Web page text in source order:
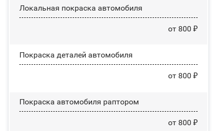
Локальная покраска автомобиля
от 800 ₽
Покраска деталей автомобиля
от 800 ₽
Покраска автомобиля раптором
от 800 ₽